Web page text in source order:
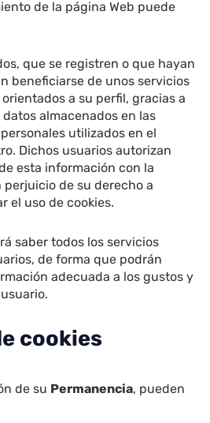
de la página Web puede
que se registren o que hayan
beneficiarse de unos servicios
a su perfil, gracias a
almacenados en las
utilizados en el
Dichos usuarios autorizan
esta información con la
de su derecho a
el uso de cookies.
saber todos los servicios
de forma que podrán
adecuada a los gustos y
cookies
de su Permanencia, pueden